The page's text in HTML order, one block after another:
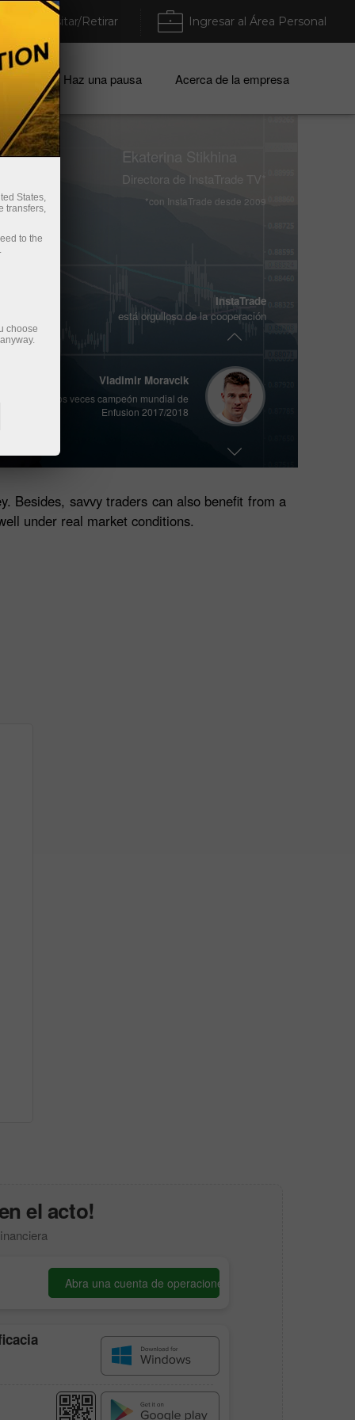
Depositar/Retirar Ingresar al Área Personal
Haz una pausa Acerca de la empresa
Registre una cuenta personal
Ekaterina Stikhina
Directora de InstaTrade TV*
*con InstaTrade desde 2009
InstaTrade
está orgulloso de la cooperación
Dos veces campeón mundial de
15° Campeón Mundial de Ajedrez
Vladimir Moravcik
Dos veces campeón mundial de
Enfusion 2017/2018
Besides, savvy traders can also benefit from a
under real market conditions.
el acto!
Abra una cuenta de operaciones
States,
transfers,
to the
choose